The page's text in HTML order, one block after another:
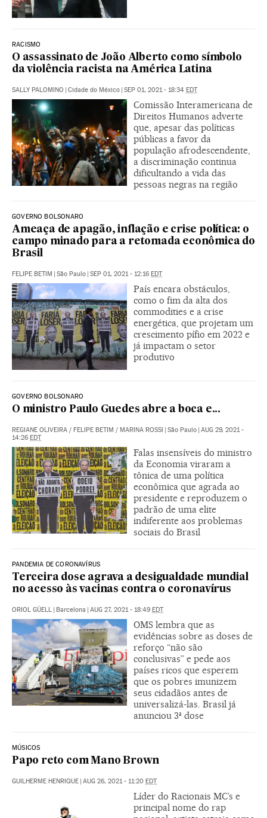
RACISMO
O assassinato de João Alberto como símbolo
da violência racista na América Latina
SALLY PALOMINO | Cidade do México | SEP 01, 2021 - 18:34 EDT
Comissão Interamericana de
Direitos Humanos adverte
que, apesar das políticas
públicas a favor da
população afrodescendente,
a discriminação continua
dificultando a vida das
pessoas negras na região
GOVERNO BOLSONARO
Ameaça de apagão, inflação e crise política: o
campo minado para a retomada econômica do
Brasil
FELIPE BETIM | São Paulo | SEP 01, 2021 - 12:16 EDT
País encara obstáculos,
como o fim da alta dos
commodities e a crise
energética, que projetam um
crescimento pífio em 2022 e
já impactam o setor
produtivo
GOVERNO BOLSONARO
O ministro Paulo Guedes abre a boca e...
REGIANE OLIVEIRA / FELIPE BETIM / MARINA ROSSI | São Paulo | AUG 29, 2021 -
14:26 EDT
Falas insensíveis do ministro
da Economia viraram a
tônica de uma política
econômica que agrada ao
presidente e reproduzem o
padrão de uma elite
indiferente aos problemas
sociais do Brasil
PANDEMIA DE CORONAVÍRUS
Terceira dose agrava a desigualdade mundial
no acesso às vacinas contra o coronavírus
ORIOL GÜELL | Barcelona | AUG 27, 2021 - 18:49 EDT
OMS lembra que as
evidências sobre as doses de
reforço “não são
conclusivas” e pede aos
países ricos que esperem
que os pobres imunizem
seus cidadãos antes de
universalizá-las. Brasil já
anunciou 3ª dose
MÚSICOS
Papo reto com Mano Brown
GUILHERME HENRIQUE | AUG 26, 2021 - 11:20 EDT
Líder do Racionais MC’s e
principal nome do rap